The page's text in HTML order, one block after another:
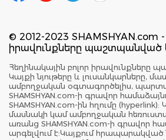
© 2012-2023 SHAMSHYAN.com -
իրավունքները պաշտպանված
Հեղինակային բոլոր իրավունքները
Կայքի նյութերը և լուսանկարները,
ամբողջական օգտագործելիս,
SHAMSHYAN.com-ի գրավոր
SHAMSHYAN.com-ին հղումը (hyperlink):
մասնակի կամ ամբողջական
առանց SHAMSHYAN.com-ի գրավոր
արգելվում է:Կայքում